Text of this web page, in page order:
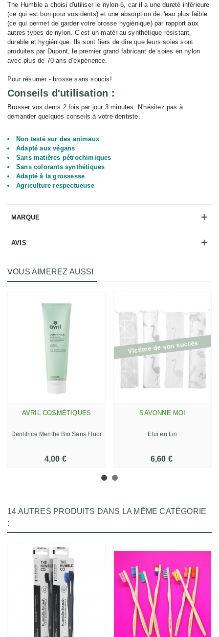
The Humble a choisi d'utiliser le nylon-6, car il a une dureté inférieure
(ce qui est bon pour vos dents) et une absorption de l'eau plus faible
(ce qui permet de garder votre brosse hygiénique) par rapport aux
autres types de nylon. C’est un matériau synthétique résistant,
durable et hygiénique. Ils sont fiers de dire que leurs soies sont
produites par Dupont, le premier grand fabricant de soies en nylon
avec plus de 70 ans d’expérience.
Pour résumer - brosse sans soucis!
Conseils d'utilisation :
Brosser vos dents 2 fois par jour 3 minutes. N'hésitez pas à
demander quelques conseils à votre dentiste.
Non testé sur des animaux
Adapté aux végans
Sans matières pétrochimiques
Sans colorants synthétiques
Adapté à la grossesse
Agriculture respectueuse
MARQUE
AVIS
VOUS AIMEREZ AUSSI
AVRIL COSMÉTIQUES
Dentifrice Menthe Bio Sans Fluor
4,00 €
Victime de son succès
SAVONNE MOI
Etui en Lin
6,60 €
14 AUTRES PRODUITS DANS LA MÊME CATÉGORIE
: